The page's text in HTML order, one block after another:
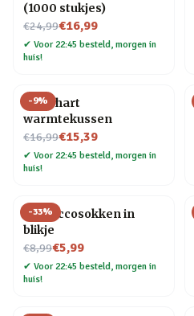
(1000 stukjes)
€24,99
Nu voor€16,99
✔ Voor 22:45 besteld, morgen in
huis!
-9%
Rood hart
warmtekussen
€16,99
Nu voor€15,39
✔ Voor 22:45 besteld, morgen in
huis!
-33%
Proseccosokken in
blikje
€8,99
Nu voor€5,99
✔ Voor 22:45 besteld, morgen in
huis!